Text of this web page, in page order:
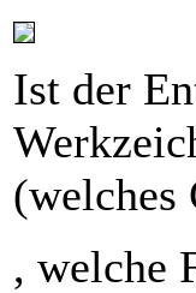
Ist der
(welches
, welche